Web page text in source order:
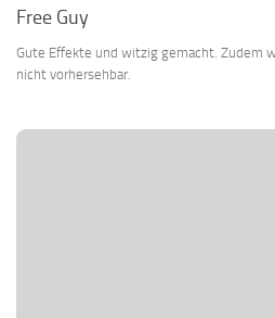
Free Guy
Gute Effekte und witzig gemacht. Zudem
nicht vorhersehbar.